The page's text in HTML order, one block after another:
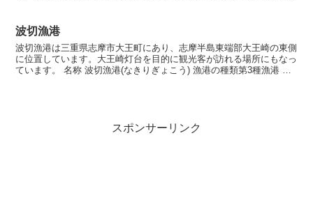
波切漁港
波切漁港は三重県志摩市大王町にあり、志摩半島東端部大王崎の東側
に位置しています。大王崎灯台を目的に観光客が訪れる場所にもなっ
ています。 名称 波切漁港(なきりぎょこう) 漁港の種類第3種漁港 所
スポンサーリンク